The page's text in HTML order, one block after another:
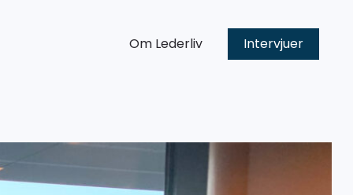
Om Lederliv Intervjuer